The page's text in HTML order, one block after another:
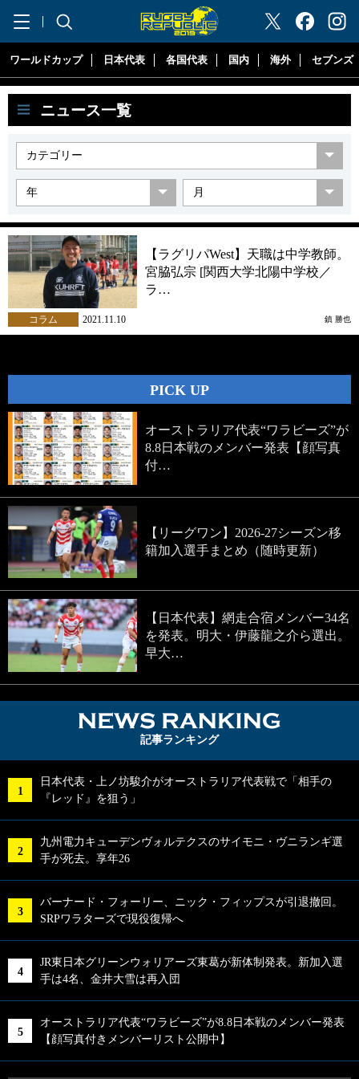
"ラグビーリパブリック"
ワールドカップ 日本代表 各国代表 国内 海外 セブンズ
ニュース一覧
【ラグリパWest】天職は中学教師。
宮脇弘宗 [関西大学北陽中学校／
ラ…
コラム 2021.11.10 鎮 勝也
PICK UP
オーストラリア代表“ワラビーズ”が
8.8日本戦のメンバー発表【顔写真
付…
【リーグワン】2026-27シーズン移
籍加入選手まとめ（随時更新）
【日本代表】網走合宿メンバー34名
を発表。明大・伊藤龍之介ら選出。
早大…
記事ランキング
日本代表・上ノ坊駿介がオーストラリア代表戦で「相手の
『レッド』を狙う」
九州電力キューデンヴォルテクスのサイモニ・ヴニランギ選
手が死去。享年26
バーナード・フォーリー、ニック・フィップスが引退撤回。
SRPワラターズで現役復帰へ
JR東日本グリーンウォリアーズ東葛が新体制発表。新加入選
手は4名、金井大雪は再入団
オーストラリア代表“ワラビーズ”が8.8日本戦のメンバー発表
【顔写真付きメンバーリスト公開中】